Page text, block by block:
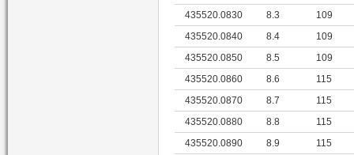
435520.0830
8.3
109
435520.0840
8.4
109
435520.0850
8.5
109
435520.0860
8.6
115
435520.0870
8.7
115
435520.0880
8.8
115
435520.0890
8.9
115